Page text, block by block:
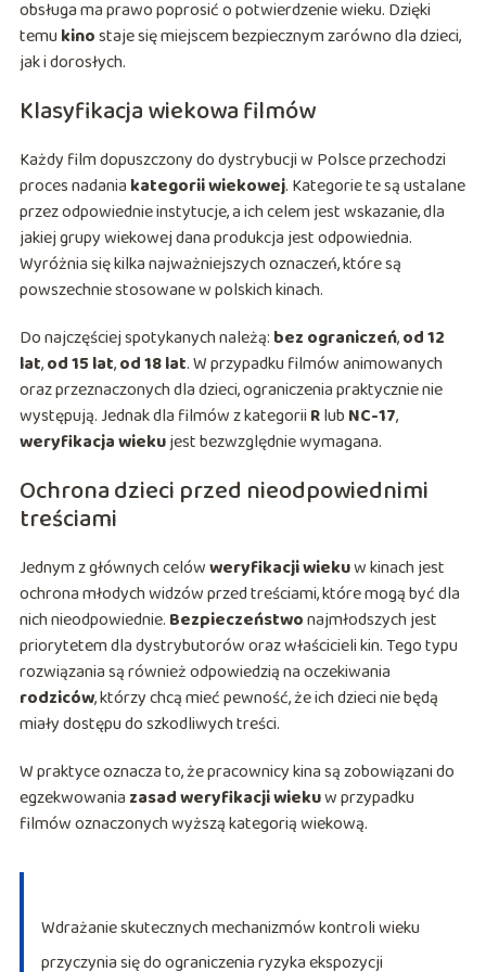
obsługa ma prawo poprosić o potwierdzenie wieku. Dzięki
temukinostaje się miejscem bezpiecznym zarówno dla dzieci,
jak i dorosłych.
Klasyfikacja wiekowa filmów
Każdy film dopuszczony do dystrybucji w Polsce przechodzi
proces nadania kategorii wiekowej. Kategorie te są ustalane
przez odpowiednie instytucje, a ich celem jest wskazanie, dla
jakiej grupy wiekowej dana produkcja jest odpowiednia.
Wyróżnia się kilka najważniejszych oznaczeń, które są
powszechnie stosowane w polskich kinach.
Do najczęściej spotykanych należą: bez ograniczeń,od 12
lat,od 15 lat,od 18 lat. W przypadku filmów animowanych
oraz przeznaczonych dla dzieci, ograniczenia praktycznie nie
występują. Jednak dla filmów z kategorii Rlub NC-17,
weryfikacja wiekujest bezwzględnie wymagana.
Ochrona dzieci przed nieodpowiednimi
treściami
Jednym z głównych celówweryfikacji wiekuw kinach jest
ochrona młodych widzów przed treściami, które mogą być dla
nich nieodpowiednie. Bezpieczeństwonajmłodszych jest
priorytetem dla dystrybutorów oraz właścicieli kin. Tego typu
rozwiązania są również odpowiedzią na oczekiwania
rodziców, którzy chcą mieć pewność, że ich dzieci nie będą
miały dostępu do szkodliwych treści.
W praktyce oznacza to, że pracownicy kina są zobowiązani do
egzekwowania zasad weryfikacji wiekuw przypadku
filmów oznaczonych wyższą kategorią wiekową.
Wdrażanie skutecznych mechanizmów kontroli wieku
przyczynia się do ograniczenia ryzyka ekspozycji